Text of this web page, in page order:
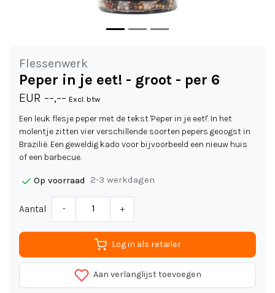
Flessenwerk
Peper in je eet! - groot - per 6
EUR --,-- Excl. btw
Een leuk flesje peper met de tekst 'Peper in je eet!'. In het
molentje zitten vier verschillende soorten pepers geoogst in
Brazilië. Een geweldig kado voor bijvoorbeeld een nieuw huis
of een barbecue.
Op voorraad 2-3 werkdagen
Aantal - +
Log in als retailer
Aan verlanglijst toevoegen